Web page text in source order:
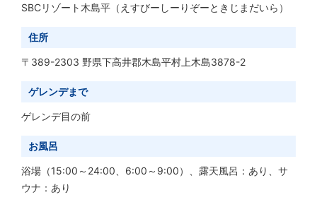
SBCリゾート木島平 （えすびーしーりぞーときじまだいら）
住所
〒389-2303 野県下高井郡木島平村上木島3878-2
ゲレンデまで
ゲレンデ目の前
お風呂
浴場（15:00～24:00、6:00～9:00）、露天風呂：あり、サ
ウナ：あり